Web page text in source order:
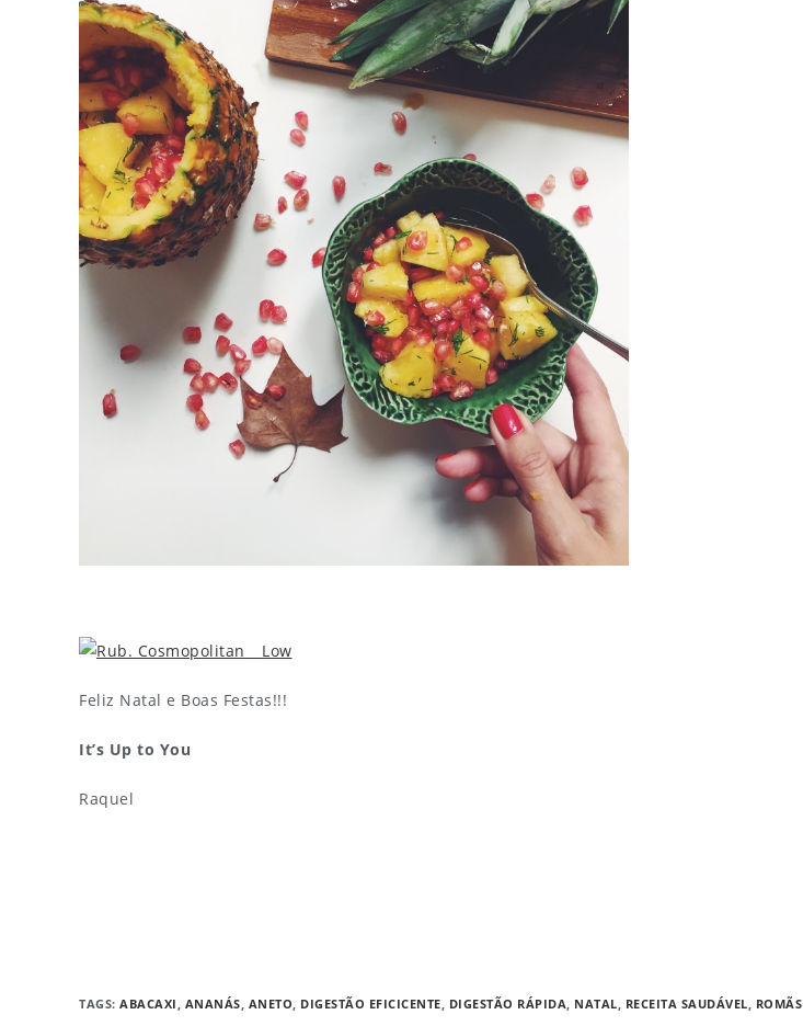
Feliz Natal e Boas Festas!!!
It’s Up to You
Raquel
TAGS: ABACAXI ANANÁS ANETO DIGESTÃO EFICICENTE DIGESTÃO RÁPIDA NATAL RECEITA SAUDÁVEL ROMÃS